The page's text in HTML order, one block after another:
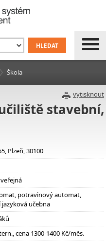
Škola
vytisknout
stavební,
Plzeň, 30100
potravinový automat,
učebna
cena 1300-1400 Kč/měs.